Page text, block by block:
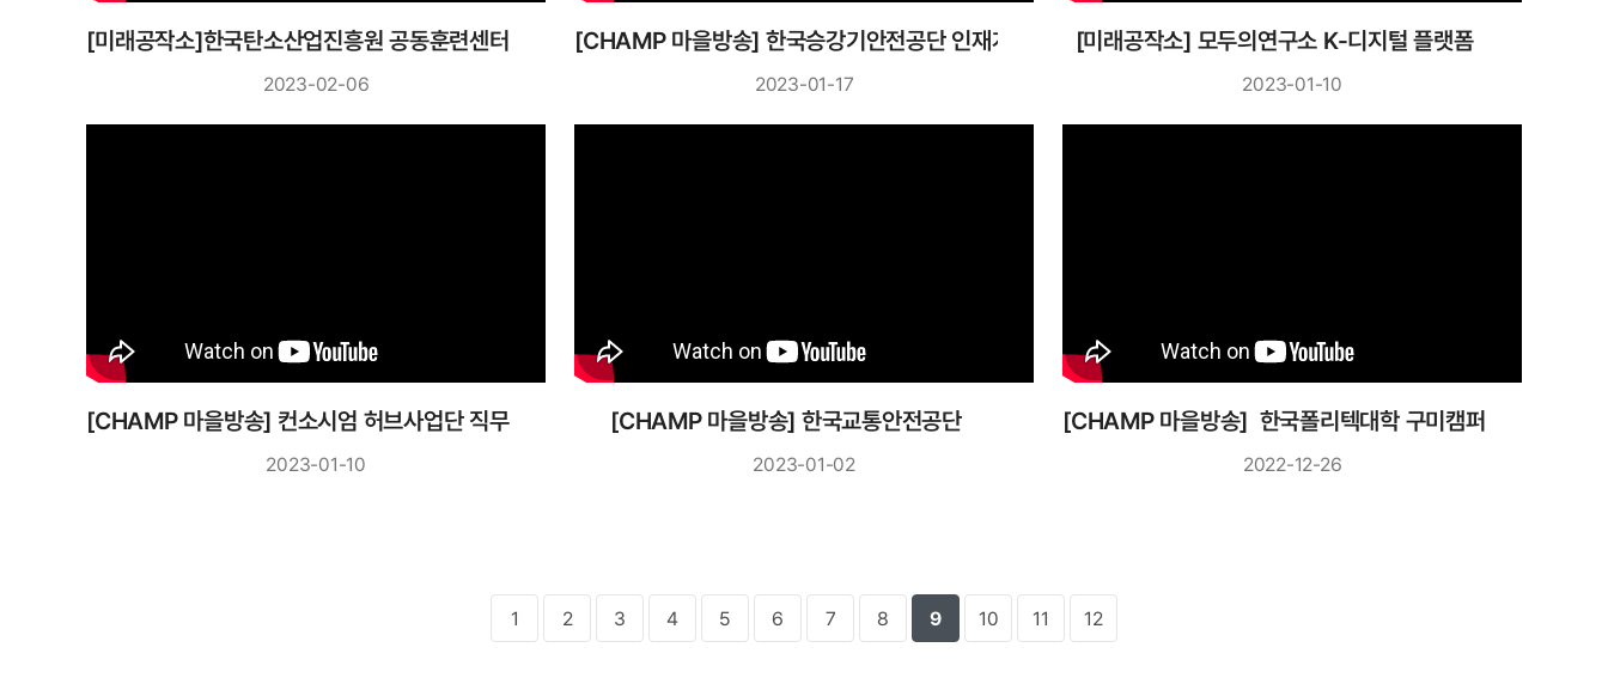
[미래공작소]한국탄소산업진흥원 공동훈련센터
2023-02-06
[CHAMP 마을방송] 한국승강기안전공단 인재개발원
2023-01-17
[미래공작소] 모두의연구소 K-디지털 플랫폼
2023-01-10
[CHAMP 마을방송] 컨소시엄 허브사업단 직무연수 담당자 인터뷰
2023-01-10
[CHAMP 마을방송] 한국교통안전공단
2023-01-02
[CHAMP 마을방송] 한국폴리텍대학 구미캠퍼스
2022-12-26
1 2 3 4 5 6 7 8 9 10 11 12